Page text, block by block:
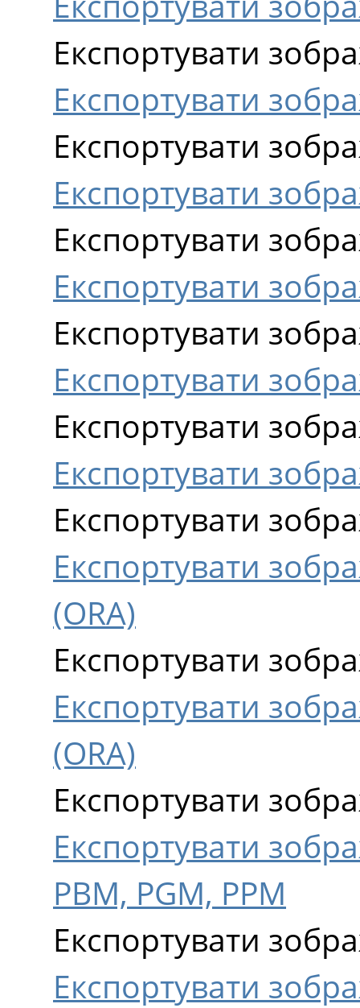
Експортувати
Експортувати
Експортувати
Експортувати
Експортувати
Експортувати
Експортувати
Експортувати
Експортувати
Експортувати
Експортувати
Експортувати
(ORA)
Експортувати
Експортувати
(ORA)
Експортувати
Експортувати
PBM, PGM, PPM
Експортувати
Експортувати